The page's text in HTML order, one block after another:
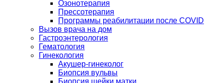
Озонотерапия
Прессотерапия
Программы реабилитации после СOVID
Вызов врача на дом
Гастроэнтерология
Гематология
Гинекология
Акушер-гинеколог
Биопсия вульвы